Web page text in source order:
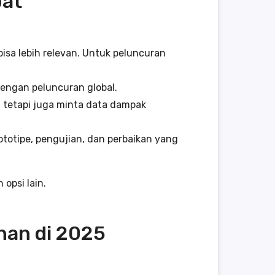
lebih relevan. Untuk peluncuran
peluncuran global.
juga minta data dampak
pengujian, dan perbaikan yang
opsi lain.
di 2025